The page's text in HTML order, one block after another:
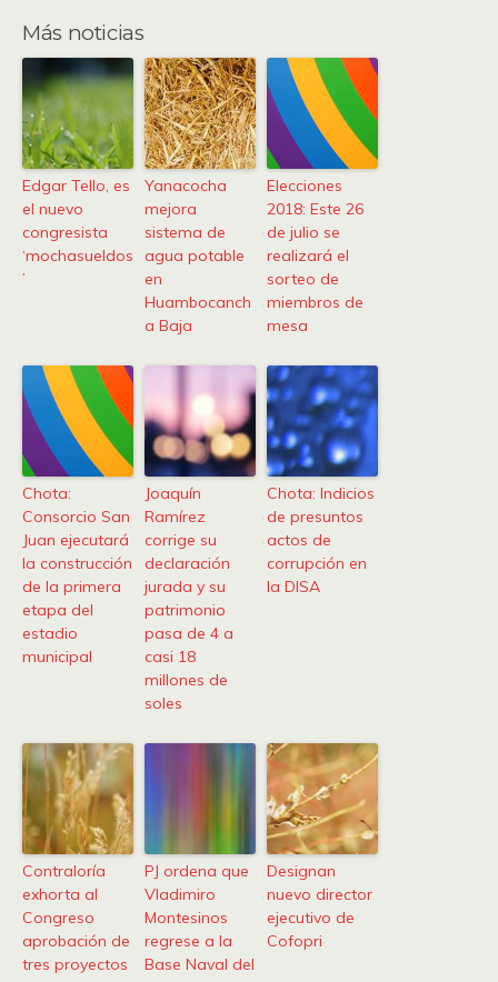
Más noticias
Edgar Tello, es
el nuevo
congresista
‘mochasueldos
’
Yanacocha
mejora
sistema de
agua potable
en
Huambocanch
a Baja
Elecciones
2018: Este 26
de julio se
realizará el
sorteo de
miembros de
mesa
Chota:
Consorcio San
Juan ejecutará
la construcción
de la primera
etapa del
estadio
municipal
Joaquín
Ramírez
corrige su
declaración
jurada y su
patrimonio
pasa de 4 a
casi 18
millones de
soles
Chota: Indicios
de presuntos
actos de
corrupción en
la DISA
Contraloría
exhorta al
Congreso
aprobación de
tres proyectos
PJ ordena que
Vladimiro
Montesinos
regrese a la
Base Naval del
Designan
nuevo director
ejecutivo de
Cofopri